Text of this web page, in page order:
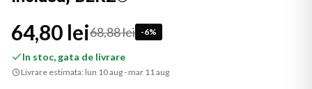
64,80 lei68,88 lei -6%
In stoc, gata de livrare
Livrare estimata: lun 10 aug - mar 11 aug